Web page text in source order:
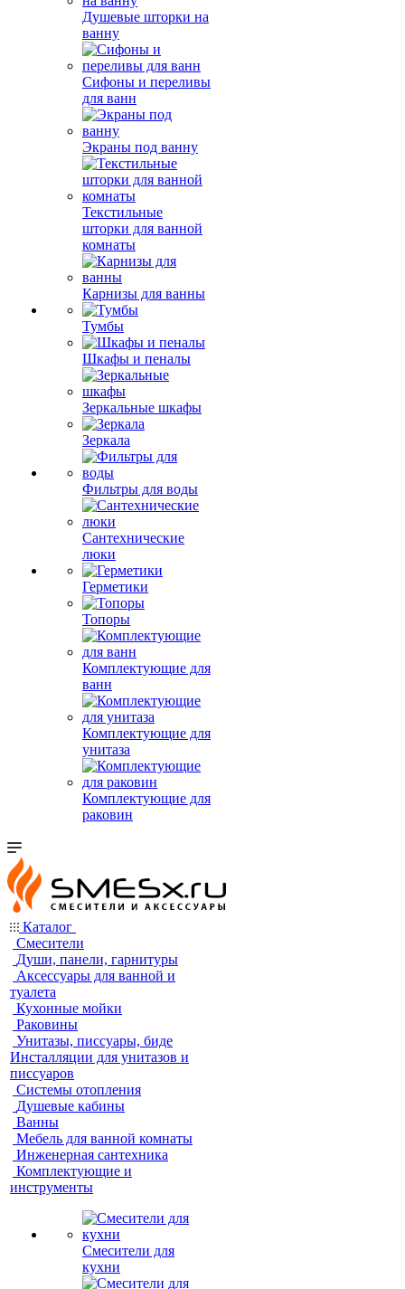
Душевые шторки на
ванну
Сифоны и переливы
для ванн
Экраны под ванну
Текстильные
шторки для ванной
комнаты
Карнизы для ванны
Тумбы
Шкафы и пеналы
Зеркальные шкафы
Зеркала
Фильтры для воды
Сантехнические
люки
Герметики
Топоры
Комплектующие для
ванн
Комплектующие для
унитаза
Комплектующие для
раковин
Каталог
Смесители
Души, панели, гарнитуры
Аксессуары для ванной и
туалета
Кухонные мойки
Раковины
Унитазы, писсуары, биде
Инсталляции для унитазов и
писсуаров
Системы отопления
Душевые кабины
Ванны
Мебель для ванной комнаты
Инженерная сантехника
Комплектующие и
инструменты
Смесители для
кухни